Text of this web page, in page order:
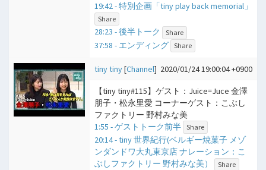
19:42 - 特別企画「tiny play back memorial」
Share
28:23 - 後半トーク Share
37:58 - エンディング Share
tiny tiny[Channel] 2020/01/24 19:00:04 +0900
【tiny tiny#115】ゲスト：Juice=Juce 金澤
朋子・松永里愛 コーナーゲスト：こぶし
ファクトリー 野村みな美
1:55 - ゲストトーク前半 Share
20:14 - tiny 世界紀行(ベルギー焼菓子 メゾ
ンダンドワ大丸東京店 ナレーション：こ
ぶしファクトリー 野村みな美）
Share